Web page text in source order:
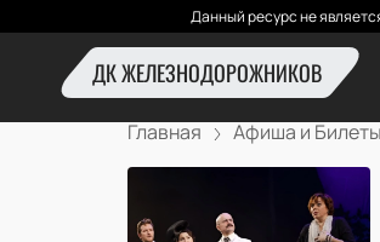
Данный ресурс не
ДК ЖЕЛЕЗНОДОРОЖНИКОВ
Главная Афиша и Билеты